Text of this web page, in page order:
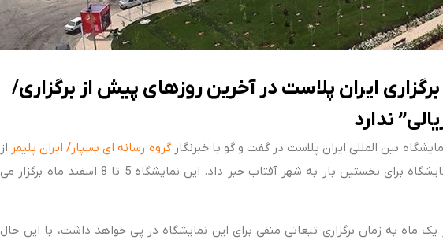
ایران پلاست در آخرین روزهای پیش از برگزاری/
ندارد
بین المللی ایران پلاست در گفت و گو با خبرنگارگروه رسانه ای بسپار/ ایران پلیمر از
تغییر محل و تاریخ برگزاری این نمایشگاه برای نخستین بار به شهر آفتاب خبر داد. این نمایشگاه 5 تا 8 اسفند ماه برگزار می
یک ماه به زمان برگزاری تبعاتی منفی برای این نمایشگاه در پی خواهد داشت، با این حال